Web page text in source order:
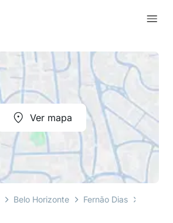
Ver mapa
Belo Horizonte Fernão Dias